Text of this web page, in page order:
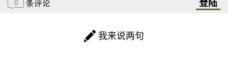
0 条评论 登陆
我来说两句